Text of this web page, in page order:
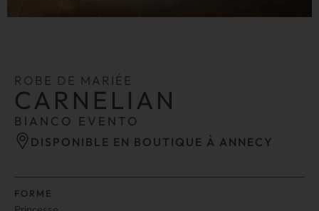
ROBE DE MARIÉE
CARNELIAN
BIANCO EVENTO
DISPONIBLE EN BOUTIQUE À ANNECY
FORME